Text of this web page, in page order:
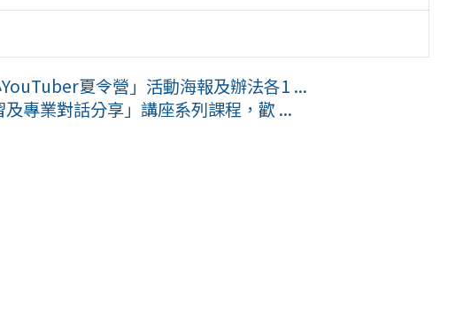
夏令營」活動海報及辦法各1 ...
專業對話分享」講座系列課程，歡 ...